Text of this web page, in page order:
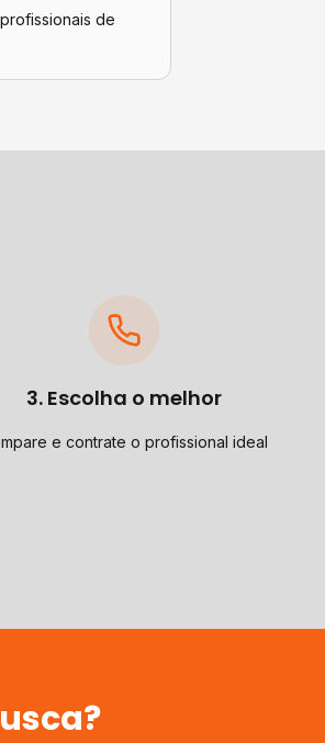
de
3. Escolha o melhor
e contrate o profissional ideal
?